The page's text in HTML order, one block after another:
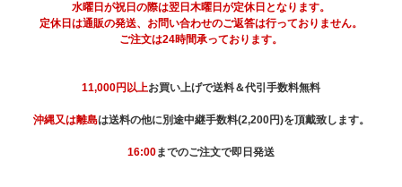
水曜日が祝日の際は翌日木曜日が定休日となります。
定休日は通販の発送、お問い合わせのご返答は行っておりません。
ご注文は24時間承っております。
11,000円以上お買い上げで送料＆代引手数料無料
沖縄又は離島は送料の他に別途中継手数料(2,200円)を頂戴致します。
16:00までのご注文で即日発送